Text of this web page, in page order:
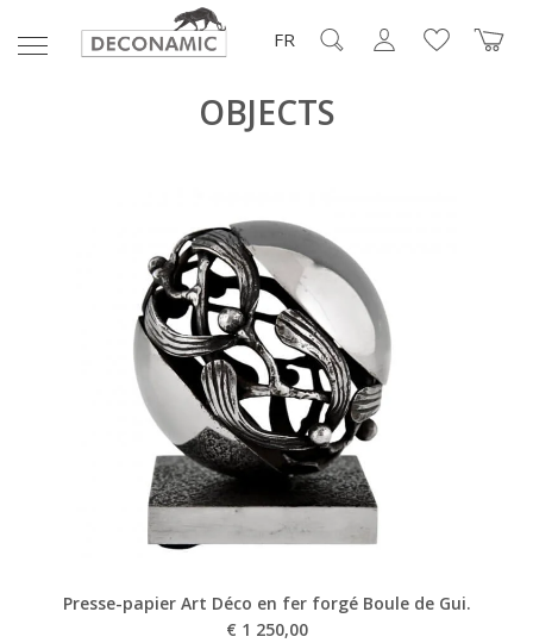
FR
OBJECTS
Presse-papier Art Déco en fer forgé Boule de Gui.
€ 1 250,00